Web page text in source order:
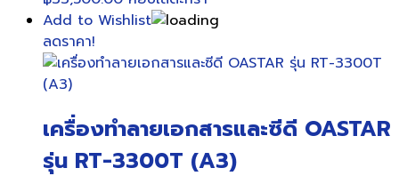
Add to Wishlist
ลดราคา!
เครื่องทำลายเอกสารและซีดี OASTAR
รุ่น RT-3300T (A3)